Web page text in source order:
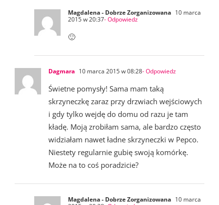
Magdalena - Dobrze Zorganizowana 10 marca
2015 w 20:37- Odpowiedz
🙂
Dagmara 10 marca 2015 w 08:28- Odpowiedz
Świetne pomysły! Sama mam taką
skrzyneczkę zaraz przy drzwiach wejściowych
i gdy tylko wejdę do domu od razu je tam
kładę. Moją zrobiłam sama, ale bardzo często
widziałam nawet ładne skrzyneczki w Pepco.
Niestety regularnie gubię swoją komórkę.
Może na to coś poradzicie?
Magdalena - Dobrze Zorganizowana 10 marca